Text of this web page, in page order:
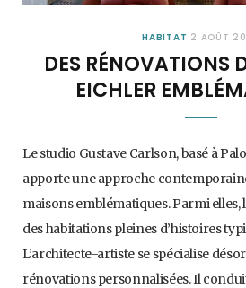
HABITAT 2 AOÛT
DES RÉNOVATIONS
EICHLER
Le studio Gustave Carlson, basé à
apporte une approche
maisons emblématiques. Parmi elles,
des habitations pleines d’histoires
L’architecte-artiste se spécialise
rénovations personnalisées. Il